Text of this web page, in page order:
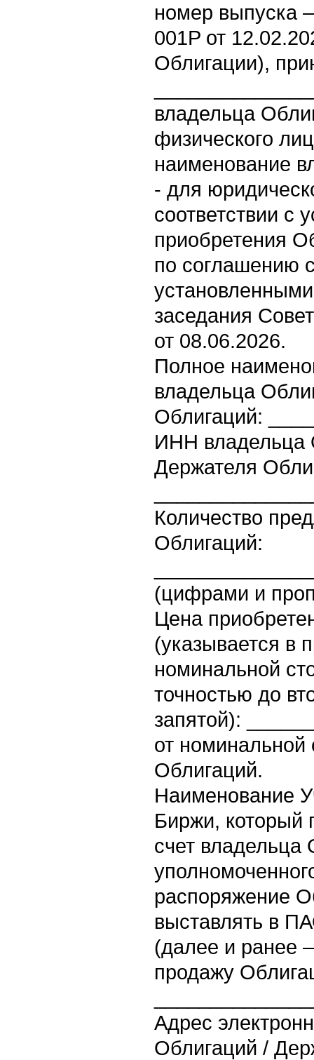
номер выпуска
001P от
Облигации),
владельца
физического
наименование
- для
соответствии с
приобретения
по соглашению
заседания
от 08.06.2026.
Полное
владельца
Облигаций:
ИНН владельца
Держателя
Количество
Облигаций:
(цифрами и
Цена
(указывается в
номинальной
точностью до
запятой):
от номинальной
Облигаций.
Наименование
Биржи, который
счет владельца
распоряжение
выставлять в
(далее и ранее
продажу
Адрес
Облигаций /